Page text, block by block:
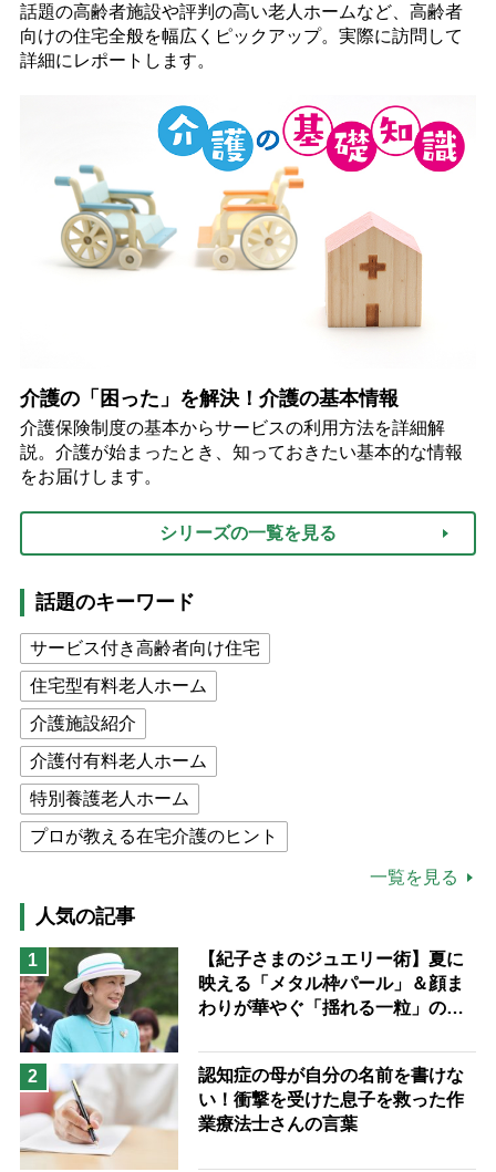
話題の高齢者施設や評判の高い老人ホームなど、高齢者
向けの住宅全般を幅広くピックアップ。実際に訪問して
詳細にレポートします。
介護の「困った」を解決！介護の基本情報
介護保険制度の基本からサービスの利用方法を詳細解
説。介護が始まったとき、知っておきたい基本的な情報
をお届けします。
シリーズの一覧を見る
話題のキーワード
サービス付き高齢者向け住宅
住宅型有料老人ホーム
介護施設紹介
介護付有料老人ホーム
特別養護老人ホーム
プロが教える在宅介護のヒント
高木ブー
ケアマネジャー
猫が母になつきません
息子の遠距離介護サバイバル術
兄がボケました
予防法
一覧を見る
人気の記事
1
【紀子さまのジュエリー術】夏に
映える「メタル枠パール」＆顔ま
わりが華やぐ「揺れる一粒」の使
2
認知症の母が自分の名前を書けな
い！衝撃を受けた息子を救った作
業療法士さんの言葉